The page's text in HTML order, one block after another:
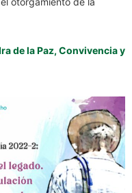
de la Paz, Convivencia y